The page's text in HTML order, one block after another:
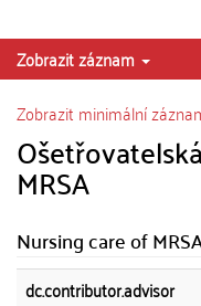
Zobrazit záznam
Zobrazit minimální
MRSA
Nursing care of
dc.contributor.advisor